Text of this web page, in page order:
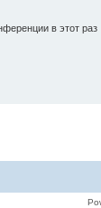
в этот раз